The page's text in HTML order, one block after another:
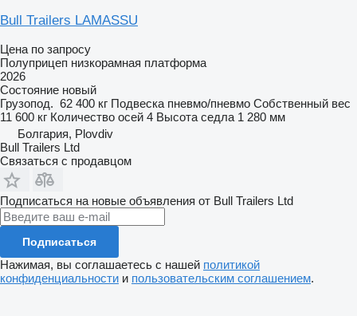
Bull Trailers LAMASSU
Цена по запросу
Полуприцеп низкорамная платформа
2026
Состояние новый
Грузопод. 62 400 кг Подвеска пневмо/пневмо Собственный вес
11 600 кг Количество осей 4 Высота седла 1 280 мм
Болгария, Plovdiv
Bull Trailers Ltd
Связаться с продавцом
Подписаться на новые объявления от Bull Trailers Ltd
Подписаться
Нажимая, вы соглашаетесь с нашей политикой
конфиденциальности и пользовательским соглашением.